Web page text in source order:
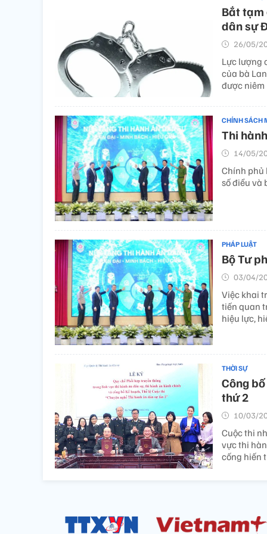
Bắt tạm
dân sự
26/05/
Lực lượng
của bà
được niêm
CHÍNH SÁCH
Thi
14/05/
Chính phủ
số điều và
PHÁP LUẬT
Bộ Tư
03/04/
Việc khai
tiến quan
hiệu lực,
THỜI SỰ
Công
thứ 2
10/03/
Cuộc thi
vực thi
cống hiến